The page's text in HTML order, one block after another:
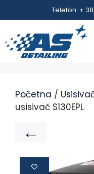
Telefon: +
Početna /
usisivač S130EPL
←